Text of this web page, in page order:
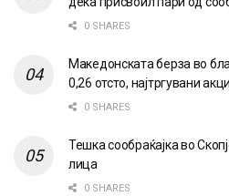
0 SHARES
Македонската берза во
0,26 отсто, најтргувани
0 SHARES
Тешка сообраќајка во
лица
0 SHARES